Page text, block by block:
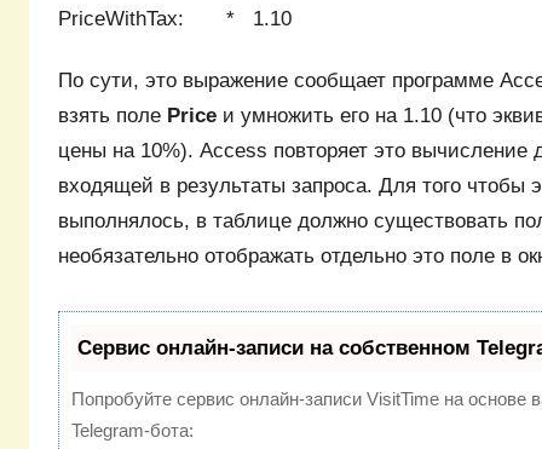
PriceWithTax: * 1.10
По сути, это выражение сообщает программе
взять поле Price и умножить его на 1.10 (что
цены на 10%). Access повторяет это вычисление
входящей в результаты запроса. Для того чтобы
выполнялось, в таблице должно существовать
необязательно отображать отдельно это поле в
Сервис онлайн-записи на собственном
Попробуйте сервис онлайн-записи VisitTime на основе
Telegram-бота: